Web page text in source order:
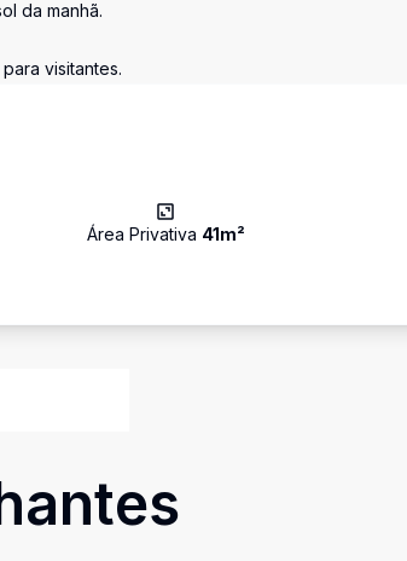
da manhã.
visitantes.
Área Privativa 41m²